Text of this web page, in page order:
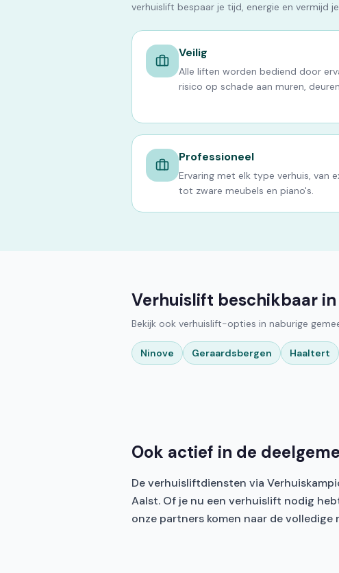
verhuislift bespaar je tijd, energie en vermijd
Veilig
Alle liften worden bediend door
risico op schade aan muren,
Professioneel
Ervaring met elk type verhuis, van
tot zware meubels en piano's.
Verhuislift beschikbaar
Bekijk ook verhuislift-opties in naburige
Ninove Geraardsbergen Haaltert
Ook actief in de
De verhuisliftdiensten via
Aalst. Of je nu een verhuislift nodig
onze partners komen naar de volledige